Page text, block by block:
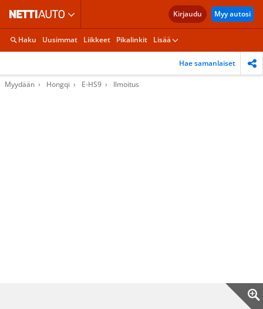
Kirjaudu Myy autosi
Haku Uusimmat Liikkeet Pikalinkit Lisää
Hae samanlaiset
Myydään Hongqi E-HS9 Ilmoitus